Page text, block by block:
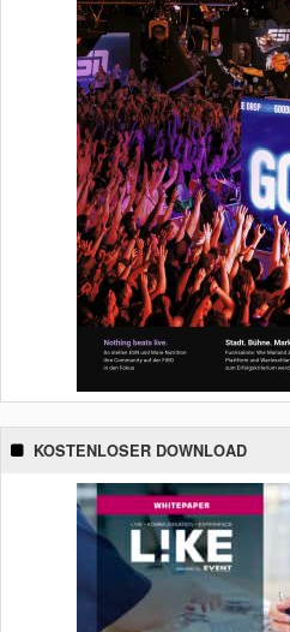
KOSTENLOSER DOWNLOAD